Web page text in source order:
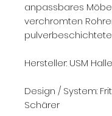
anpassbares
verchromten
Hersteller: USM
Design / System:
Schärer